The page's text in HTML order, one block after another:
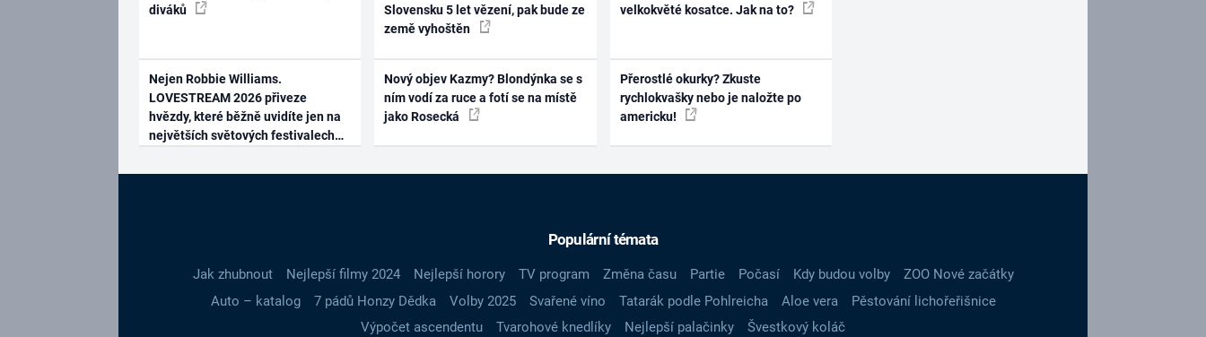
diváků
Nejen Robbie Williams.
LOVESTREAM 2026 přiveze
hvězdy, které běžně uvidíte jen na
největších světových festivalech
Slovensku 5 let vězení, pak bude ze
země vyhoštěn
Nový objev Kazmy? Blondýnka se s
ním vodí za ruce a fotí se na místě
jako Rosecká
velkokvěté kosatce. Jak na to?
Přerostlé okurky? Zkuste
rychlokvašky nebo je naložte po
americku!
Populární témata
Jak zhubnout Nejlepší filmy 2024 Nejlepší horory TV program Změna času Partie Počasí Kdy budou volby
ZOO Nové začátky
Auto – katalog
7 pádů Honzy Dědka Volby 2025 Svařené víno Tatarák podle Pohlreicha Aloe vera
Pěstování lichořeřišnice
Výpočet ascendentu
Tvarohové knedlíky Nejlepší palačinky Švestkový koláč